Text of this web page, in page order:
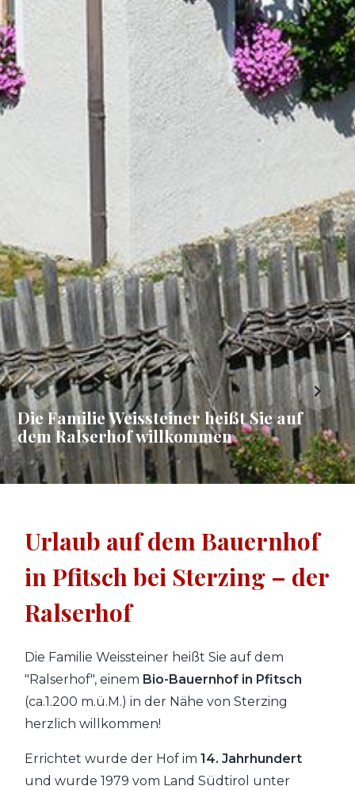
Die Familie Weissteiner heißt Sieauf
dem Ralserhof willkommen
Urlaub auf dem Bauernhof
in Pfitsch bei Sterzing – der
Ralserhof
Die Familie Weissteiner heißt Sie auf dem
"Ralserhof", einem Bio-Bauernhof in Pfitsch
(ca.1.200 m.ü.M.) in der Nähe von Sterzing
herzlich willkommen!
Errichtet wurde der Hof im14. Jahrhundert
und wurde 1979 vom Land Südtirol unter